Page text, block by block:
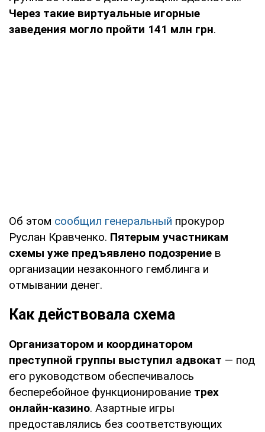
Через такие виртуальные игорные
заведения могло пройти 141 млн грн.
Об этом сообщил генеральный прокурор
Руслан Кравченко. Пятерым участникам
схемы уже предъявлено подозрение в
организации незаконного гемблинга и
отмывании денег.
Как действовала схема
Организатором и координатором
преступной группы выступил адвокат — под
его руководством обеспечивалось
бесперебойное функционирование трех
онлайн-казино. Азартные игры
предоставлялись без соответствующих